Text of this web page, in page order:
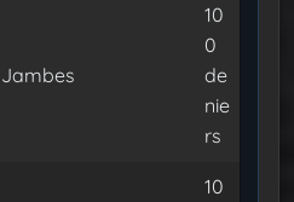
Jambes
10
0
de
nie
rs
10